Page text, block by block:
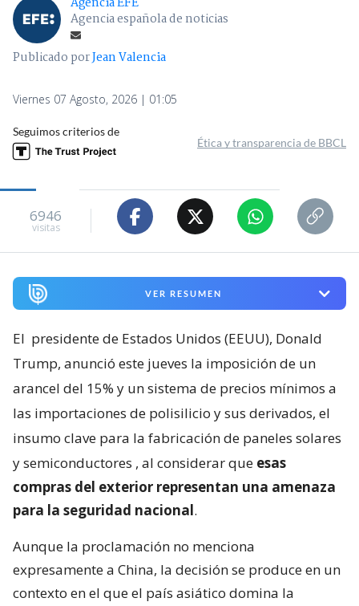
Agencia española de noticias
Publicado porJean Valencia
Viernes 07 Agosto, 2026 | 01:05
Seguimos criterios de
Ética y transparencia de BBCL
6946
visitas
VER RESUMEN
El presidente de Estados Unidos (EEUU), Donald
Trump, anunció este jueves la imposición de un
arancel del 15% y un sistema de precios mínimos a
las importaciones de polisilicio y sus derivados, el
insumo clave para la fabricación de paneles solares
y semiconductores , al considerar que esas
compras del exterior representan una amenaza
para la seguridad nacional.
Aunque la proclamación no menciona
expresamente a China, la decisión se produce en un
contexto en el que el país asiático domina la